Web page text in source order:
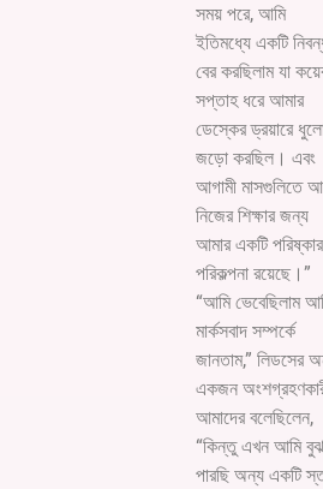
সময় পরে, আমি
ইতিমধ্যে একটি
বের করছিলাম যা
সপ্তাহ ধরে আমার
ডেস্কের ড্রয়ারে
জড়ো করছিল। এবং
আগামী মাসগুলিতে
নিজের শিক্ষার জন্য
আমার একটি পরিষ্কার
পরিকল্পনা রয়েছে।”
“আমি ভেবেছিলাম
মার্কসবাদ সম্পর্কে
জানতাম,” লিডসের
একজন
আমাদের বলেছিলেন,
“কিন্তু এখন আমি
পারছি অন্য একটি